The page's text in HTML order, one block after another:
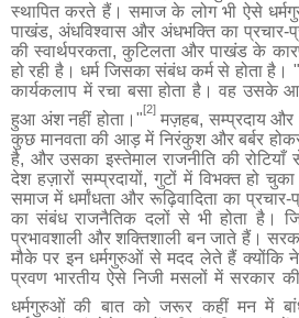
स्थापित करते हैं। समाज के लोग भी ऐसे
पाखंड, अंधविश्वास और अंधभक्ति का प्रचार-
की स्वार्थपरकता,कुटिलता और पाखंड के
हो रही है। धर्म जिसका संबंध कर्म से होता है। "
कार्यकलाप में रचा बसा होता है। वह उसके
हुआ अंश नहीं होता। "
[2]
मज़हब, सम्प्रदाय
कुछ मानवता की आड़ में निरंकुश और बर्बर
है, और उसका इस्तेमाल राजनीति की
देश हज़ारों सम्प्रदायों, गुटों में विभक्त हो
समाज में धर्मांधता और रूढ़िवादिता का प्रचार-
का संबंध राजनैतिक दलों से भी होता है।
प्रभावशाली और शक्तिशाली बन जाते हैं।
मौके पर इन धर्मगुरुओं से मदद लेते हैं क्योंकि
प्रवण भारतीय ऐसे निजी मसलों में सरकार
धर्मगुरुओं की बात को जरूर कहीं मन में